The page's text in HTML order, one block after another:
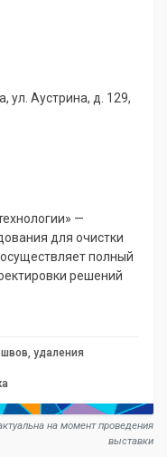
ул. Аустрина, д. 129,
—
для очистки
полный
решений
удаления
на момент проведения
выставки